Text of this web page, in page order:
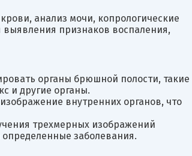
анализ мочи, копрологические
выявления признаков воспаления,
органы брюшной полости, такие
и другие органы.
внутренних органов, что
трехмерных изображений
заболевания.